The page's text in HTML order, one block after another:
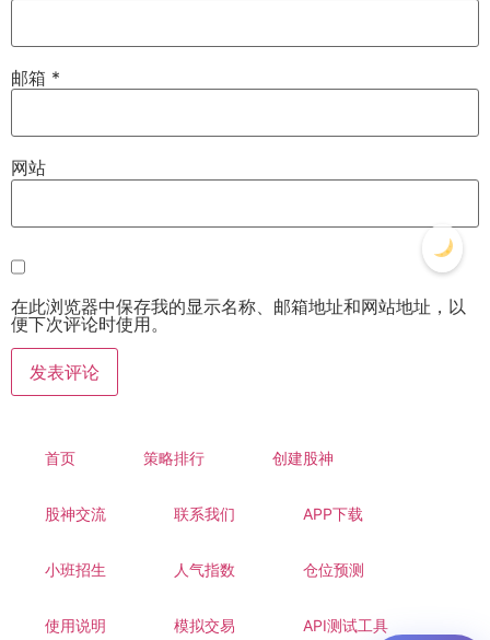
邮箱 *
网站
在此浏览器中保存我的显示名称、邮箱地址和网站地址，以
便下次评论时使用。
首页 策略排行 创建股神
股神交流 联系我们 APP下载
小班招生 人气指数 仓位预测
使用说明 模拟交易 API测试工具